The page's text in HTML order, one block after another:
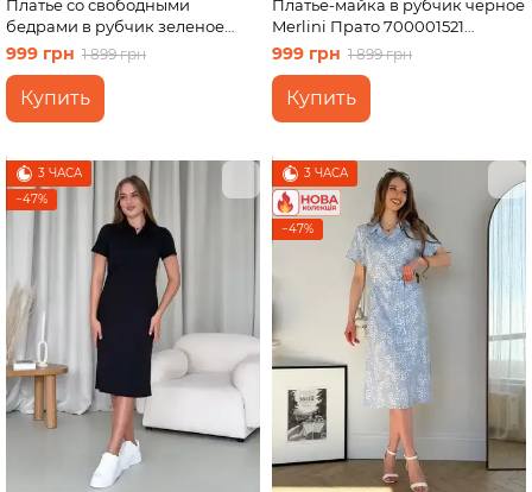
Платье со свободными
бедрами в рубчик зеленое
Merlini Реджо 700001585
размер L-XL
999 грн 1 899 грн
Купить
Платье-майка в рубчик черное
Merlini Прато 700001521
размер L-XL
999 грн 1 899 грн
Купить
3 ЧАСА
−47%
3 ЧАСА
−47%